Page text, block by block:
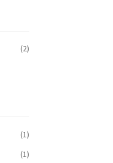
(2)
(1)
(1)